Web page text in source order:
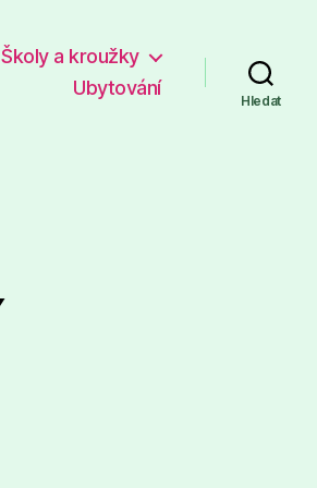
Školy a kroužky
Ubytování
Hledat